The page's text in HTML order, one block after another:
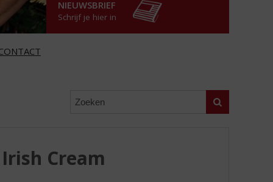
NIEUWSBRIEF
Schrijf je hier in
Zoeken
Cream